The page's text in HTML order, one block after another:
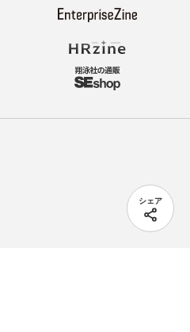
シェア